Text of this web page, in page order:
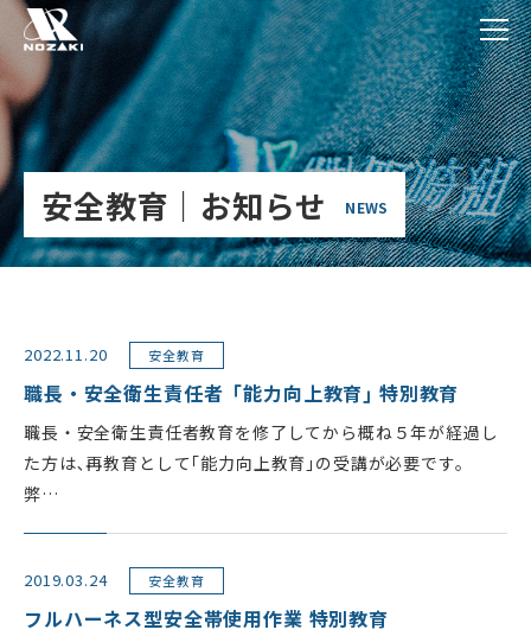
安全教育｜お知らせ NEWS
2022.11.20 安全教育
職長・安全衛生責任者「能力向上教育｣ 特別教育
職長・安全衛生責任者教育を修了してから概ね５年が経過し
た方は､再教育として｢能力向上教育｣の受講が必要です。
弊…
2019.03.24 安全教育
フルハーネス型安全帯使用作業 特別教育